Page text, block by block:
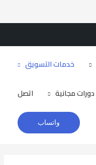
خدمات التسويق
دورات مجانية اتصل
واتساب